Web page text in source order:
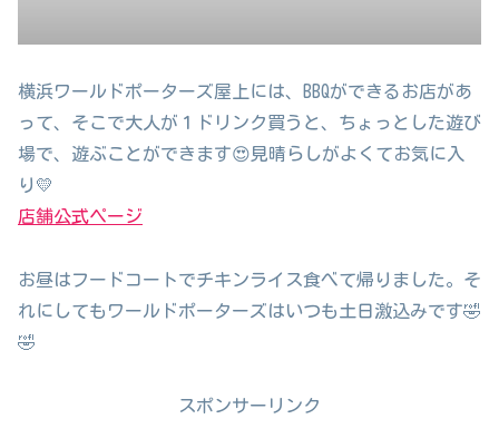
横浜ワールドポーターズ屋上には、BBQができるお店があ
って、そこで大人が１ドリンク買うと、ちょっとした遊び
場で、遊ぶことができます😍見晴らしがよくてお気に入
り💛
店舗公式ページ
お昼はフードコートでチキンライス食べて帰りました。そ
れにしてもワールドポーターズはいつも土日激込みです🤣
🤣
スポンサーリンク